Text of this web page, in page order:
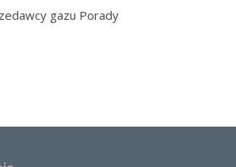
gazu Porady